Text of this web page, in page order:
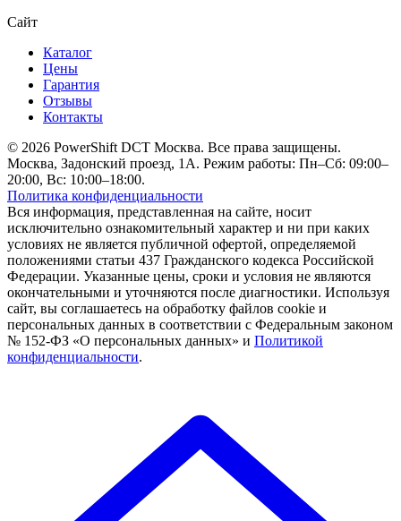
Сайт
Каталог
Цены
Гарантия
Отзывы
Контакты
© 2026 PowerShift DCT Москва. Все права защищены.
Москва, Задонский проезд, 1А. Режим работы: Пн–Сб: 09:00–
20:00, Вс: 10:00–18:00.
Политика конфиденциальности
Вся информация, представленная на сайте, носит
исключительно ознакомительный характер и ни при каких
условиях не является публичной офертой, определяемой
положениями статьи 437 Гражданского кодекса Российской
Федерации. Указанные цены, сроки и условия не являются
окончательными и уточняются после диагностики. Используя
сайт, вы соглашаетесь на обработку файлов cookie и
персональных данных в соответствии с Федеральным законом
№ 152-ФЗ «О персональных данных» и Политикой
конфиденциальности.